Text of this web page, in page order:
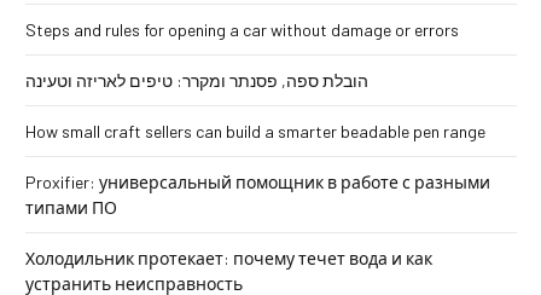
Steps and rules for opening a car without damage or errors
הובלת ספה, פסנתר ומקרר: טיפים לאריזה וטעינה
How small craft sellers can build a smarter beadable pen range
Proxifier: универсальный помощник в работе с разными
типами ПО
Холодильник протекает: почему течет вода и как
устранить неисправность